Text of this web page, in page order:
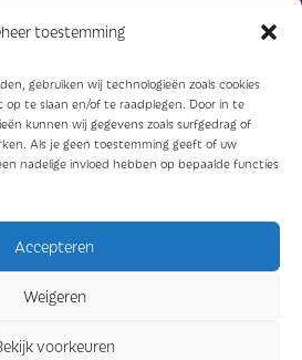
toestemming
gebruiken wij technologieën zoals cookies
te slaan en/of te raadplegen. Door in te
kunnen wij gegevens zoals surfgedrag of
Als je geen toestemming geeft of uw
nadelige invloed hebben op bepaalde functies
Accepteren
Weigeren
voorkeuren
Abonneer
2023
Concreet geeft vorm